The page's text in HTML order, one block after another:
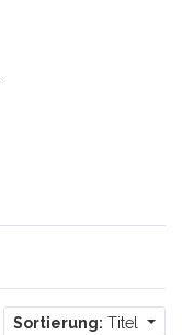
Sortierung: Titel